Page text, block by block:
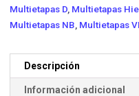
Multietapas D Multietapas
Multietapas NB Multietapas
Descripción
Información adicional